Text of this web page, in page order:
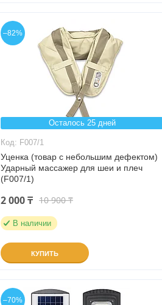
–82%
Осталось 25 дней
F007/1
Уценка (товар с небольшим дефектом)
Ударный массажер для шеи и плеч
(F007/1)
2 000 ₸ 10 900 ₸
В наличии
КУПИТЬ
–70%